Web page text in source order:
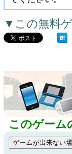
▼この無料
このゲーム